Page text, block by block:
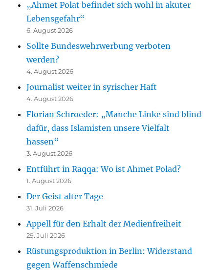
„Ahmet Polat befindet sich wohl in akuter
Lebensgefahr“
6. August 2026
Sollte Bundeswehrwerbung verboten
werden?
4. August 2026
Journalist weiter in syrischer Haft
4. August 2026
Florian Schroeder: „Manche Linke sind blind
dafür, dass Islamisten unsere Vielfalt
hassen“
3. August 2026
Entführt in Raqqa: Wo ist Ahmet Polad?
1. August 2026
Der Geist alter Tage
31. Juli 2026
Appell für den Erhalt der Medienfreiheit
29. Juli 2026
Rüstungsproduktion in Berlin: Widerstand
gegen Waffenschmiede